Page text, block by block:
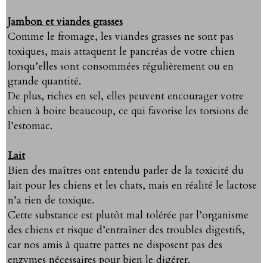
Jambon et viandes grasses
Comme le fromage, les viandes grasses ne sont pas
toxiques, mais attaquent le pancréas de votre chien
lorsqu’elles sont consommées régulièrement ou en
grande quantité.
De plus, riches en sel, elles peuvent encourager votre
chien à boire beaucoup, ce qui favorise les torsions de
l’estomac.
Lait
Bien des maîtres ont entendu parler de la toxicité du
lait pour les chiens et les chats, mais en réalité le lactose
n’a rien de toxique.
Cette substance est plutôt mal tolérée par l’organisme
des chiens et risque d’entraîner des troubles digestifs,
car nos amis à quatre pattes ne disposent pas des
enzymes nécessaires pour bien le digérer.